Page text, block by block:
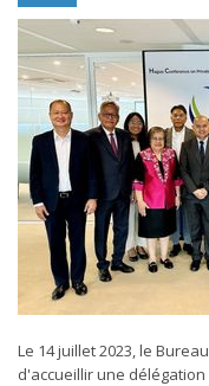
Le 14 juillet 2023, le
d'accueillir une